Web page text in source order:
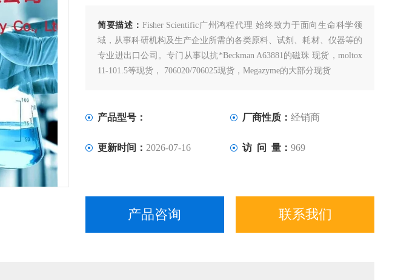
简要描述： Fisher Scientific广州鸿程代理 始终致力于面向生命科学领
域，从事科研机构及生产企业所需的各类原料、试剂、耗材、仪器等的
专业进出口公司。专门从事以抗*Beckman A63881的磁珠 现货，moltox
11-101.5等现货， 706020/706025现货，Megazyme的大部分现货
产品型号： 厂商性质： 经销商
更新时间： 2026-07-16 访 问 量： 969
产品咨询 联系我们